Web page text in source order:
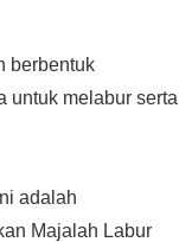
berbentuk
untuk melabur serta
adalah
Majalah Labur